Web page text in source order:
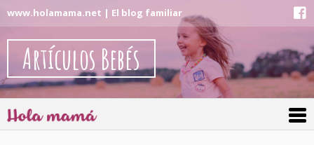
www.holamama.net | El blog familiar
Artículos Bebés